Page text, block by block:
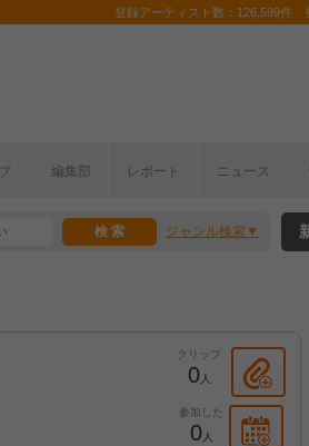
登録アーティスト数：126,599件
編集部 レポート ニュース
ジャンル検索
クリップ
0人
参加した
0人